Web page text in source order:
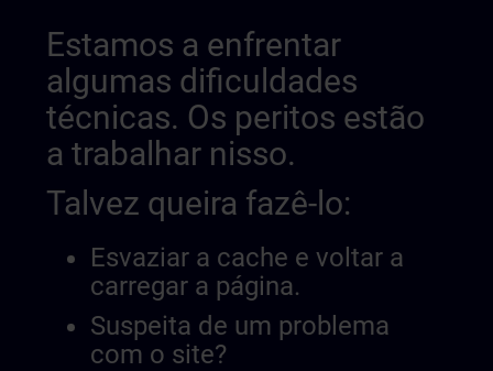
Estamos a enfrentar
algumas dificuldades
técnicas. Os peritos estão
a trabalhar nisso.
Talvez queira fazê-lo:
Esvaziar a cache e voltar a
carregar a página.
Suspeita de um problema
com o site?